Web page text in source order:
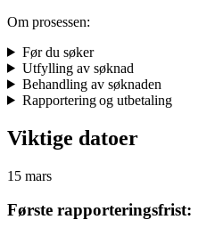
Om prosessen:
Før du søker
Utfylling av søknad
Behandling av søknaden
Rapportering og utbetaling
Viktige datoer
15 mars
Første rapporteringsfrist: